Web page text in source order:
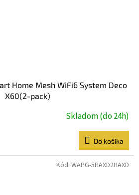
Home Mesh WiFi6 System Deco
X60(2-pack)
Skladom (do 24h)
Do košíka
Kód: WAPG-5HAXD2HAXD